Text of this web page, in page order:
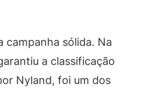
campanha sólida. Na
a classificação
Nyland, foi um dos